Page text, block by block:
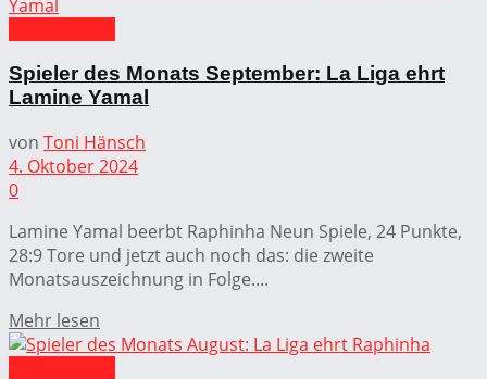
Spieler des Monats September: La Liga ehrt
Lamine Yamal
von Toni Hänsch
4. Oktober 2024
0
Lamine Yamal beerbt Raphinha Neun Spiele, 24 Punkte,
28:9 Tore und jetzt auch noch das: die zweite
Monatsauszeichnung in Folge....
Mehr lesen